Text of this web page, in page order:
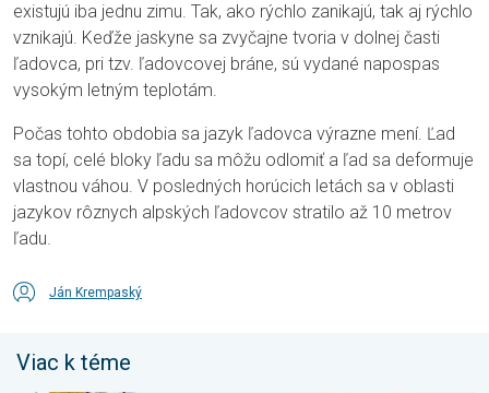
existujú iba jednu zimu. Tak, ako rýchlo zanikajú, tak aj rýchlo
vznikajú. Keďže jaskyne sa zvyčajne tvoria v dolnej časti
ľadovca, pri tzv. ľadovcovej bráne, sú vydané napospas
vysokým letným teplotám.
Počas tohto obdobia sa jazyk ľadovca výrazne mení. Ľad
sa topí, celé bloky ľadu sa môžu odlomiť a ľad sa deformuje
vlastnou váhou. V posledných horúcich letách sa v oblasti
jazykov rôznych alpských ľadovcov stratilo až 10 metrov
ľadu.
Ján Krempaský
Viac k téme